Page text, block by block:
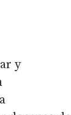
y